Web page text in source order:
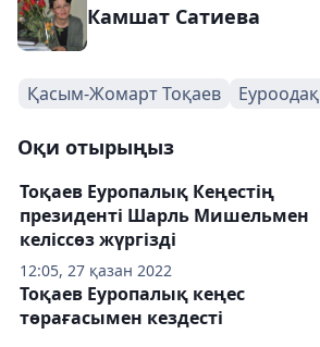
Камшат Сатиева
Қасым-Жомарт Тоқаев Еуроодақ
Оқи отырыңыз
12:05, 27 қазан 2022
Тоқаев Еуропалық Кеңестің
президенті Шарль Мишельмен
келіссөз жүргізді
Тоқаев Еуропалық кеңес
төрағасымен кездесті